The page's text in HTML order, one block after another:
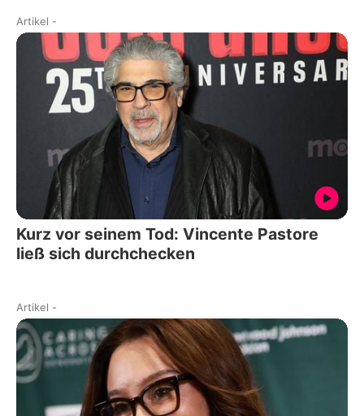
Artikel -
Kurz vor seinem Tod: Vincente Pastore
ließ sich durchchecken
Artikel -